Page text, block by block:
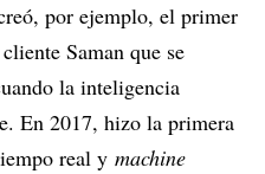
por ejemplo, el primer
Saman que se
la inteligencia
En 2017, hizo la primera
real y machine